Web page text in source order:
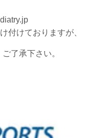
付けておりますが、
了承下さい。